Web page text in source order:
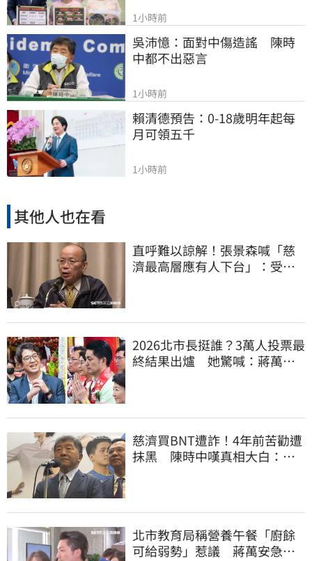
1小時前
吳沛憶：面對中傷造謠　陳時
中都不出惡言
1小時前
賴清德預告：0-18歲明年起每
月可領五千
1小時前
其他人也在看
直呼難以諒解！張景森喊「慈
濟最高層應有人下台」：受害
2026北市長挺誰？3萬人投票最
終結果出爐 她驚喊：蔣萬安
慈濟買BNT遭詐！4年前苦勸遭
抹黑 陳時中嘆真相大白：不
北市教育局稱營養午餐「廚餘
可給弱勢」惹議 蔣萬安急